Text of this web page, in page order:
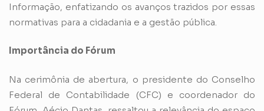
Informação, enfatizando os avanços trazidos por essas
normativas para a cidadania e a gestão pública.
Importância do Fórum
Na cerimônia de abertura, o presidente do Conselho
Federal de Contabilidade (CFC) e coordenador do